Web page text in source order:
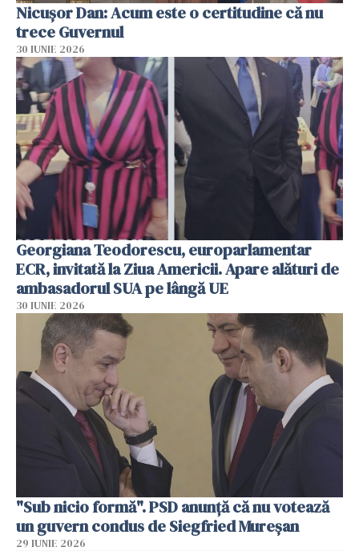
Nicușor Dan: Acum este o certitudine că nu
trece Guvernul
30 IUNIE 2026
Georgiana Teodorescu, europarlamentar
ECR, invitată la Ziua Americii. Apare alături de
ambasadorul SUA pe lângă UE
30 IUNIE 2026
"Sub nicio formă". PSD anunţă că nu votează
un guvern condus de Siegfried Mureşan
29 IUNIE 2026